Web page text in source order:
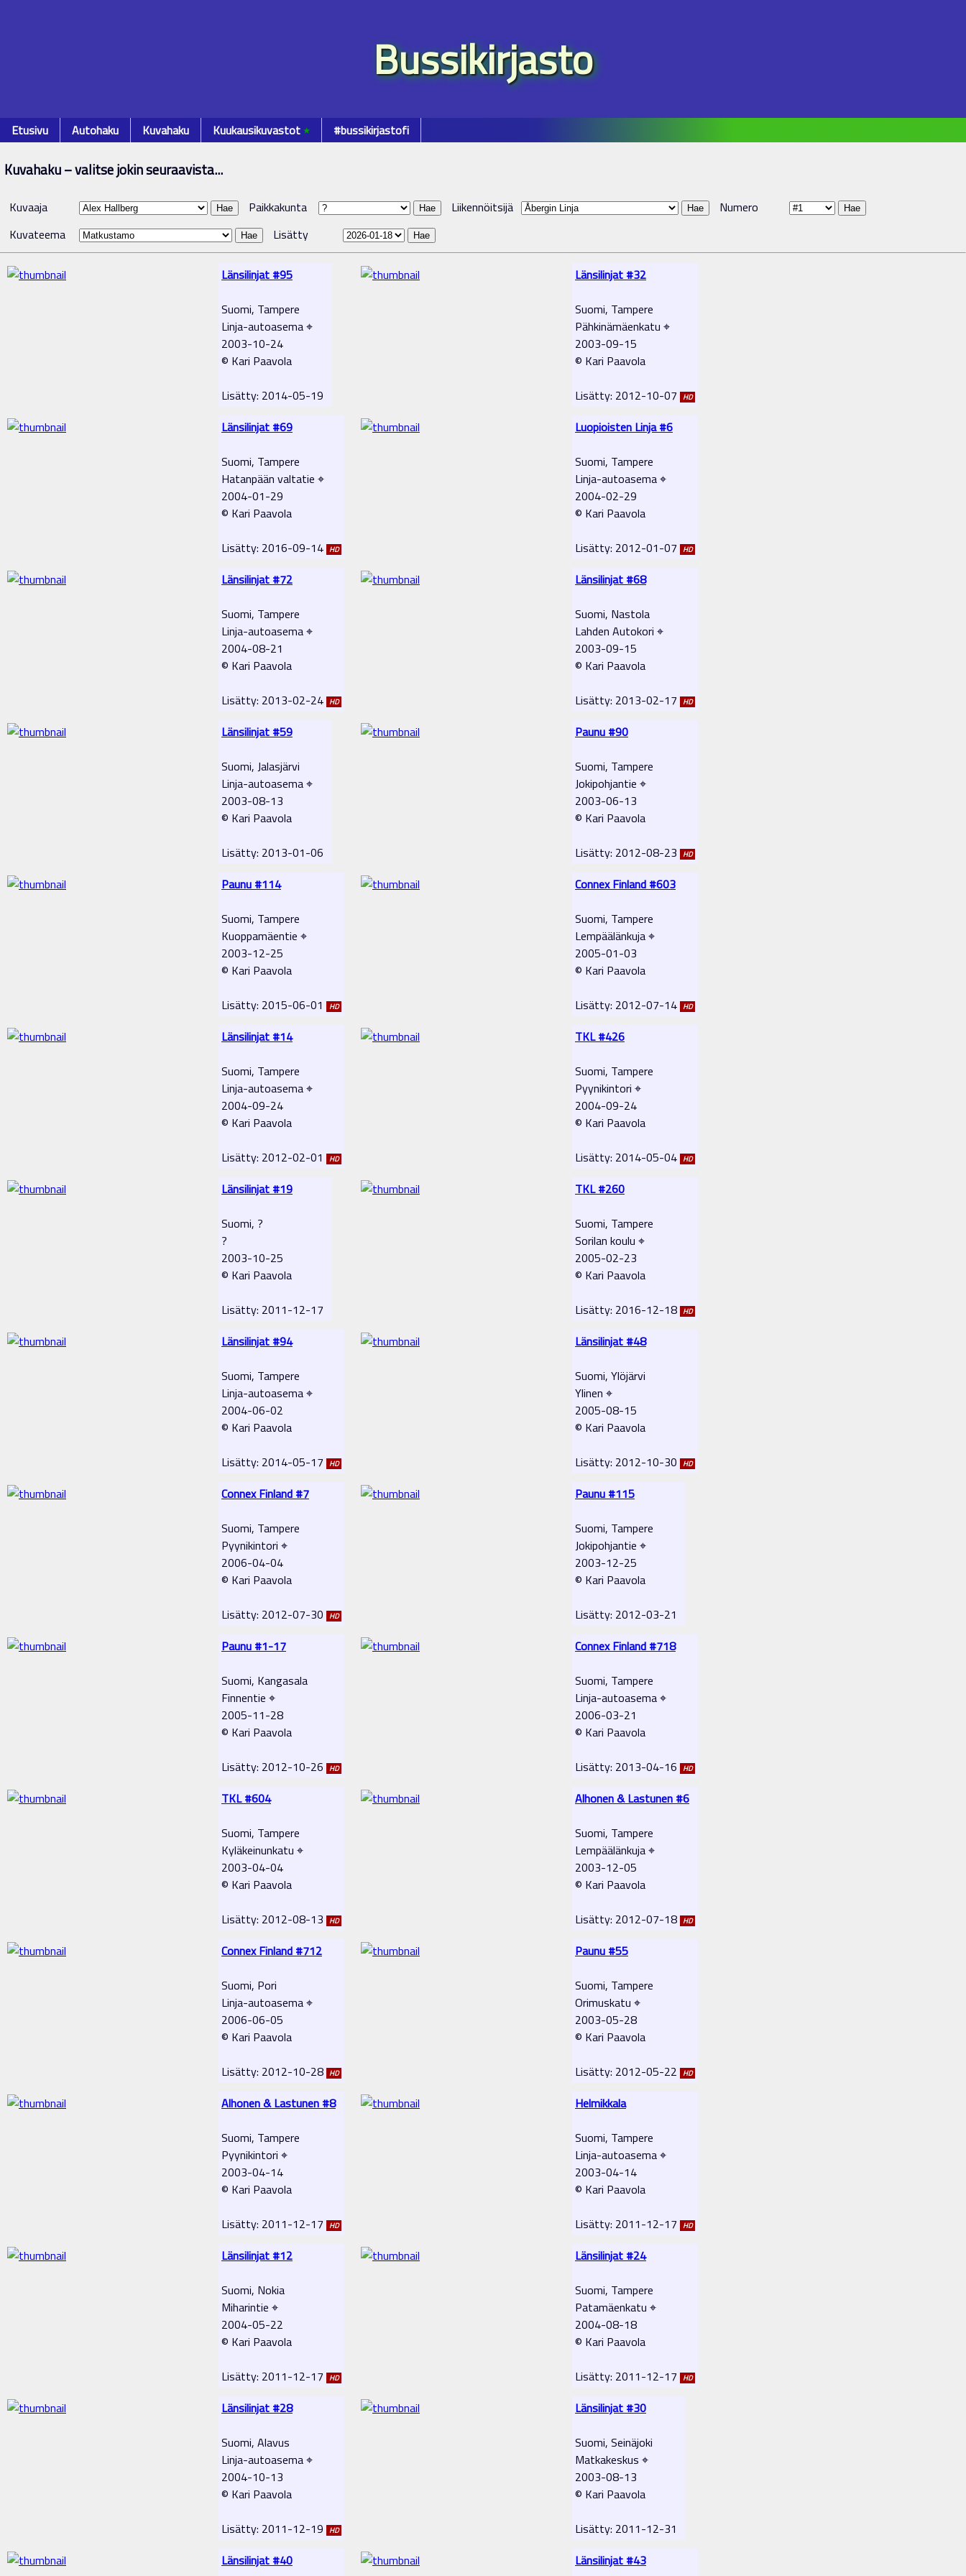
Bussikirjasto
Etusivu Autohaku Kuvahaku Kuukausikuvastot٭ #bussikirjastofi
Kuvahaku – valitse jokin seuraavista...
Kuvaaja Paikkakunta Liikennöitsijä
Numero
Kuvateema
Lisätty
Länsilinjat #95
Suomi, Tampere
Linja-autoasema ⌖
2003-10-24
© Kari Paavola
Lisätty: 2014-05-19
Länsilinjat #32
Suomi, Tampere
Pähkinämäenkatu ⌖
2003-09-15
© Kari Paavola
Lisätty: 2012-10-07 HD
Länsilinjat #69
Suomi, Tampere
Hatanpään valtatie ⌖
2004-01-29
© Kari Paavola
Lisätty: 2016-09-14 HD
Luopioisten Linja #6
Suomi, Tampere
Linja-autoasema ⌖
2004-02-29
© Kari Paavola
Lisätty: 2012-01-07 HD
Länsilinjat #72
Suomi, Tampere
Linja-autoasema ⌖
2004-08-21
© Kari Paavola
Lisätty: 2013-02-24 HD
Länsilinjat #68
Suomi, Nastola
Lahden Autokori ⌖
2003-09-15
© Kari Paavola
Lisätty: 2013-02-17 HD
Länsilinjat #59
Suomi, Jalasjärvi
Linja-autoasema ⌖
2003-08-13
© Kari Paavola
Lisätty: 2013-01-06
Paunu #90
Suomi, Tampere
Jokipohjantie ⌖
2003-06-13
© Kari Paavola
Lisätty: 2012-08-23 HD
Paunu #114
Suomi, Tampere
Kuoppamäentie ⌖
2003-12-25
© Kari Paavola
Lisätty: 2015-06-01
HD
Connex Finland #603
Suomi, Tampere
Lempäälänkuja ⌖
2005-01-03
© Kari Paavola
Lisätty: 2012-07-14 HD
Länsilinjat #14
Suomi, Tampere
Linja-autoasema ⌖
2004-09-24
© Kari Paavola
Lisätty: 2012-02-01
HD
TKL #426
Suomi, Tampere
Pyynikintori ⌖
2004-09-24
© Kari Paavola
Lisätty: 2014-05-04 HD
Länsilinjat #19
Suomi, ?
?
2003-10-25
© Kari Paavola
Lisätty: 2011-12-17
TKL #260
Suomi, Tampere
Sorilan koulu ⌖
2005-02-23
© Kari Paavola
Lisätty: 2016-12-18 HD
Länsilinjat #94
Suomi, Tampere
Linja-autoasema ⌖
2004-06-02
© Kari Paavola
Lisätty: 2014-05-17 HD
Länsilinjat #48
Suomi, Ylöjärvi
Ylinen ⌖
2005-08-15
© Kari Paavola
Lisätty: 2012-10-30 HD
Connex Finland #7
Suomi, Tampere
Pyynikintori ⌖
2006-04-04
© Kari Paavola
Lisätty: 2012-07-30 HD
Paunu #115
Suomi, Tampere
Jokipohjantie ⌖
2003-12-25
© Kari Paavola
Lisätty: 2012-03-21
Paunu #1-17
Suomi, Kangasala
Finnentie ⌖
2005-11-28
© Kari Paavola
Lisätty: 2012-10-26 HD
Connex Finland #718
Suomi, Tampere
Linja-autoasema ⌖
2006-03-21
© Kari Paavola
Lisätty: 2013-04-16 HD
TKL #604
Suomi, Tampere
Kyläkeinunkatu ⌖
2003-04-04
© Kari Paavola
Lisätty: 2012-08-13 HD
Alhonen & Lastunen #6
Suomi, Tampere
Lempäälänkuja ⌖
2003-12-05
© Kari Paavola
Lisätty: 2012-07-18 HD
Connex Finland #712
Suomi, Pori
Linja-autoasema ⌖
2006-06-05
© Kari Paavola
Lisätty: 2012-10-28 HD
Paunu #55
Suomi, Tampere
Orimuskatu ⌖
2003-05-28
© Kari Paavola
Lisätty: 2012-05-22 HD
Alhonen & Lastunen #8
Suomi, Tampere
Pyynikintori ⌖
2003-04-14
© Kari Paavola
Lisätty: 2011-12-17 HD
Helmikkala
Suomi, Tampere
Linja-autoasema ⌖
2003-04-14
© Kari Paavola
Lisätty: 2011-12-17 HD
Länsilinjat #12
Suomi, Nokia
Miharintie ⌖
2004-05-22
© Kari Paavola
Lisätty: 2011-12-17 HD
Länsilinjat #24
Suomi, Tampere
Patamäenkatu ⌖
2004-08-18
© Kari Paavola
Lisätty: 2011-12-17 HD
Länsilinjat #28
Suomi, Alavus
Linja-autoasema ⌖
2004-10-13
© Kari Paavola
Lisätty: 2011-12-19 HD
Länsilinjat #30
Suomi, Seinäjoki
Matkakeskus ⌖
2003-08-13
© Kari Paavola
Lisätty: 2011-12-31
Länsilinjat #40
Länsilinjat #43